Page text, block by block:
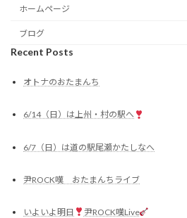
ホームページ
ブログ
Recent Posts
オトナのおたまんち
6/14（日）は上州・村の駅へ
6/7（日）は道の駅尾瀬かたしなへ
尹ROCK嘆 おたまんちライブ
いよいよ明日 尹ROCK嘆Live